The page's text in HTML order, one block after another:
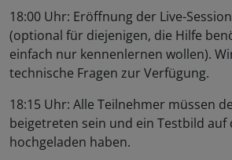
18:00 Uhr: Eröffnung der Live-
(optional für diejenigen, die Hilfe
einfach nur kennenlernen wollen).
technische Fragen zur Verfügung.
18:15 Uhr: Alle Teilnehmer müssen
beigetreten sein und ein Testbild auf
hochgeladen haben.